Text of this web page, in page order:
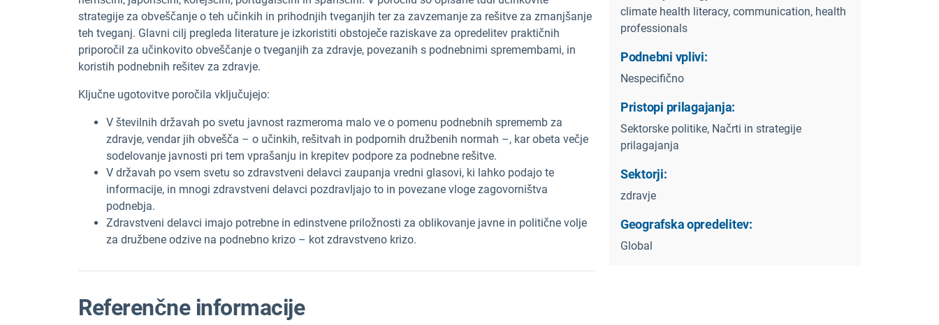
strategije za obveščanje o teh učinkih in prihodnjih tveganjih ter za zavzemanje za rešitve za zmanjšanje
teh tveganj. Glavni cilj pregleda literature je izkoristiti obstoječe raziskave za opredelitev praktičnih
priporočil za učinkovito obveščanje o tveganjih za zdravje, povezanih s podnebnimi spremembami, in
koristih podnebnih rešitev za zdravje.
Ključne ugotovitve poročila vključujejo:
V številnih državah po svetu javnost razmeroma malo ve o pomenu podnebnih sprememb za
zdravje, vendar jih obvešča – o učinkih, rešitvah in podpornih družbenih normah –, kar obeta večje
sodelovanje javnosti pri tem vprašanju in krepitev podpore za podnebne rešitve.
V državah po vsem svetu so zdravstveni delavci zaupanja vredni glasovi, ki lahko podajo te
informacije, in mnogi zdravstveni delavci pozdravljajo to in povezane vloge zagovorništva
podnebja.
Zdravstveni delavci imajo potrebne in edinstvene priložnosti za oblikovanje javne in politične volje
za družbene odzive na podnebno krizo – kot zdravstveno krizo.
Referenčne informacije
climate health literacy, communication, health
professionals
Podnebni vplivi:
Nespecifično
Pristopi prilagajanja:
Sektorske politike, Načrti in strategije
prilagajanja
Sektorji:
zdravje
Geografska opredelitev:
Global